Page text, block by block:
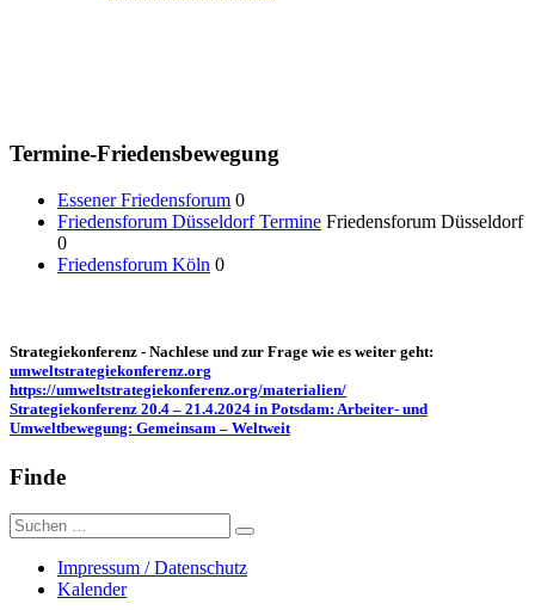
Termine-Friedensbewegung
Essener Friedensforum 0
Friedensforum Düsseldorf Termine Friedensforum Düsseldorf
0
Friedensforum Köln 0
Strategiekonferenz - Nachlese und zur Frage wie es weiter geht:
umweltstrategiekonferenz.org
https://umweltstrategiekonferenz.org/materialien/
Strategiekonferenz 20.4 – 21.4.2024 in Potsdam: Arbeiter- und
Umweltbewegung: Gemeinsam – Weltweit
Finde
Suche
nach:
Impressum / Datenschutz
Kalender